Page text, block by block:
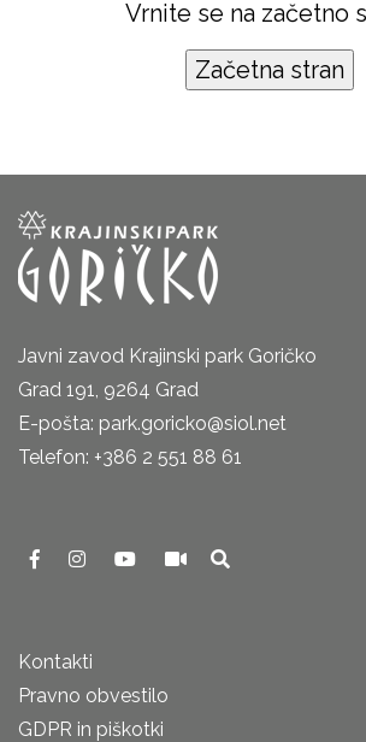
Vrnite se na začetno
Javni zavod Krajinski park Goričko
Grad 191, 9264 Grad
E-pošta: park.goricko@siol.net
Telefon: +386 2 551 88 61
Kontakti
Pravno obvestilo
GDPR in piškotki